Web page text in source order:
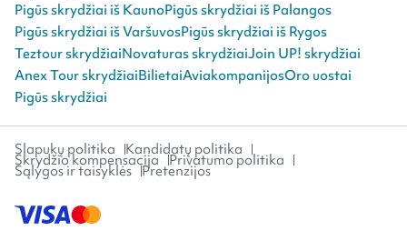
Pigūs skrydžiai iš KaunoPigūs skrydžiai iš Palangos
Pigūs skrydžiai iš VaršuvosPigūs skrydžiai iš Rygos
Teztour skrydžiaiNovaturas skrydžiaiJoin UP! skrydžiai
Anex Tour skrydžiaiBilietaiAviakompanijosOro uostai
Pigūs skrydžiai
Slapukų politika Kandidatų politika
Skrydžio kompensacija Privatumo politika
Sąlygos ir taisyklės Pretenzijos